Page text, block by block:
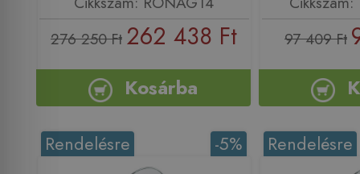
276 250 Ft 262 438 Ft
Kosárba
97 409 Ft
-5%
Rendelésre Rendelésre